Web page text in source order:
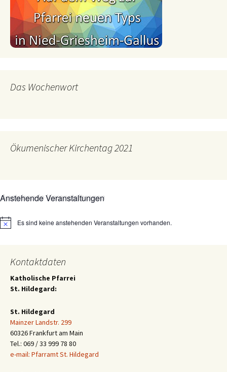
Das Wochenwort
Ökumenischer Kirchentag 2021
Anstehende Veranstaltungen
HinweisEs sind keine anstehenden Veranstaltungen vorhanden.
Kontaktdaten
Katholische Pfarrei
St. Hildegard:
St. Hildegard
Mainzer Landstr. 299
60326 Frankfurt am Main
Tel.: 069 / 33 999 78 80
e-mail: Pfarramt St. Hildegard